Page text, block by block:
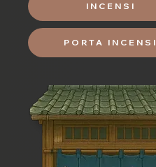
INCENSI
PORTA INCENSI